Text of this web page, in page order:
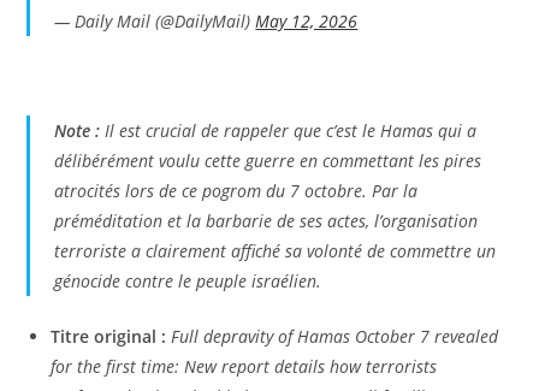
— Daily Mail (@DailyMail)May 12, 2026
Note : Il est crucial de rappeler que c’est le Hamas qui a
délibérément voulu cette guerre en commettant les pires
atrocités lors de ce pogrom du 7 octobre. Par la
préméditation et la barbarie de ses actes, l’organisation
terroriste a clairement affiché sa volonté de commettre un
génocide contre le peuple israélien.
Titre original : Full depravity of Hamas October 7 revealed
for the first time: New report details how terrorists